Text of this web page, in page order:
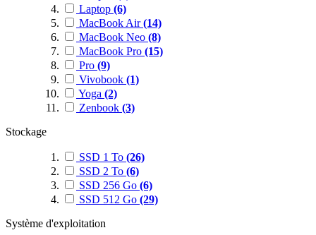
Laptop (6)
MacBook Air(14)
MacBook Neo (8)
MacBook Pro (15)
Pro (9)
Vivobook (1)
Yoga (2)
Zenbook (3)
Stockage
SSD 1 To (26)
SSD 2 To (6)
SSD 256 Go (6)
SSD 512 Go (29)
Système d'exploitation